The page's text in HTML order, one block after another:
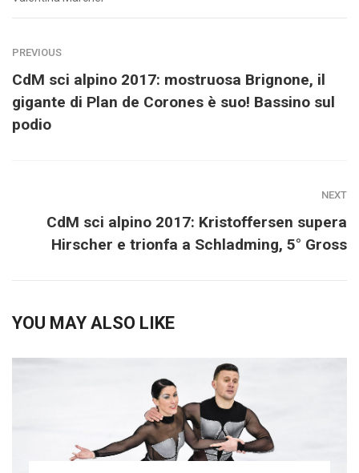
PREVIOUS
CdM sci alpino 2017: mostruosa Brignone, il
gigante di Plan de Corones è suo! Bassino sul
podio
NEXT
CdM sci alpino 2017: Kristoffersen supera
Hirscher e trionfa a Schladming, 5° Gross
YOU MAY ALSO LIKE